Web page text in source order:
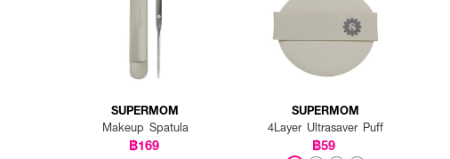
SUPERMOM
Makeup Spatula
฿169
SUPERMOM
4Layer Ultrasaver Puff
฿59